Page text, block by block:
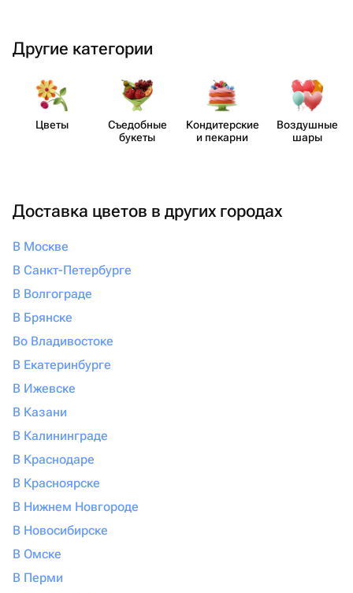
Другие категории
Цветы
Съедобные
букеты
Кондит​ерские
и пекарни
Воздушные
шары
Доставка цветов в других городах
В Москве
В Санкт-Петербурге
В Волгограде
В Брянске
Во Владивостоке
В Екатеринбурге
В Ижевске
В Казани
В Калининграде
В Краснодаре
В Красноярске
В Нижнем Новгороде
В Новосибирске
В Омске
В Перми